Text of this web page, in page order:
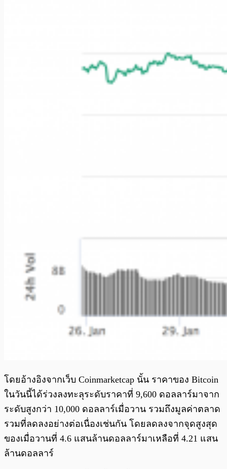
โดยอ้างอิงจากเว็บ Coinmarketcap นั้น ราคาของ Bitcoin
ในวันนี้ได้ร่วงลงทะลุระดับราคาที่ 9,600 ดอลลาร์มาจาก
ระดับสูงกว่า 10,000 ดอลลาร์เมื่อวาน รวมถึงมูลค่าตลาด
รวมที่ลดลงอย่างต่อเนื่องเช่นกัน โดยลดลงจากจุดสูงสุด
ของเมื่อวานที่ 4.6 แสนล้านดอลลาร์มาเหลือที่ 4.21 แสน
ล้านดอลลาร์